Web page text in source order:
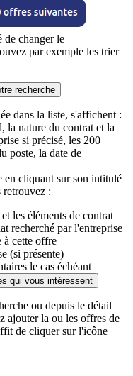
de changer le
par exemple les trier
recherche
dans la liste, s'affichent :
la nature du contrat et la
si précisé, les 200
poste, la date de
en cliquant sur son intitulé
retrouvez :
les éléments de contrat
recherché par l'entreprise
à cette offre
(si présente)
le cas échéant
qui vous intéressent
ou depuis le détail
ajouter la ou les offres de
de cliquer sur l'icône